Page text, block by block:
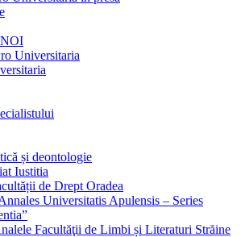
Universitaria
și deontologie
Iustitia
de Drept Oradea
Universitatis Apulensis – Series
Facultăţii de Limbi și Literaturi Străine